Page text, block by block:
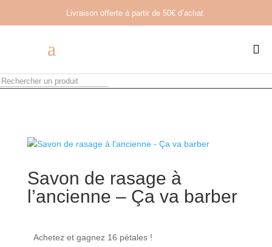
Livraison offerte à partir de 50€ d’achat

Savon de rasage à
l’ancienne – Ça va barber
Achetez et gagnez 16 pétales !